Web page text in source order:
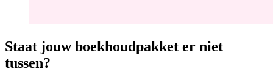
Staat jouw boekhoudpakket er niet
tussen?